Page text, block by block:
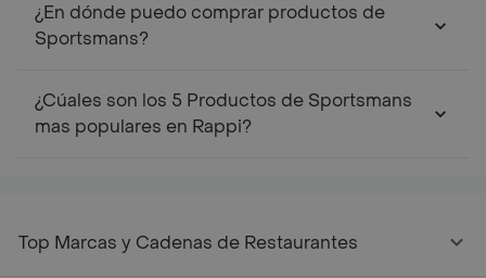
¿En dónde puedo comprar productos de
Sportsmans?
¿Cúales son los 5 Productos de Sportsmans
mas populares en Rappi?
Top Marcas y Cadenas de Restaurantes